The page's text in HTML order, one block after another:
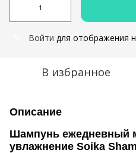
Войти для отображения
В избранное
Описание
Шампунь ежедневный
увлажнение Soika